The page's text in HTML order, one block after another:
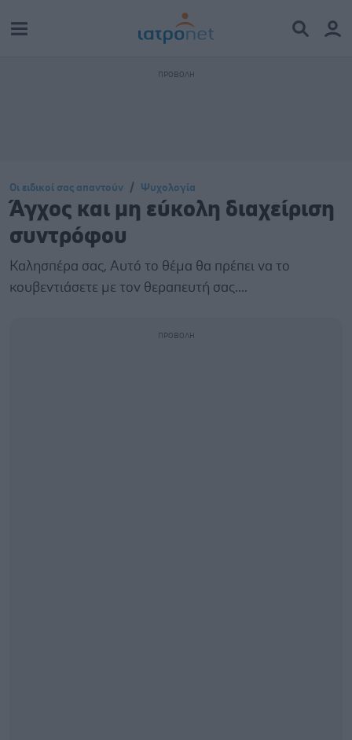
Οι ειδικοί σας απαντούν Ψυχολογία
Άγχος και μη εύκολη διαχείριση
συντρόφου
Καλησπέρα σας, Αυτό το θέμα θα πρέπει να το
κουβεντιάσετε με τον θεραπευτή σας....